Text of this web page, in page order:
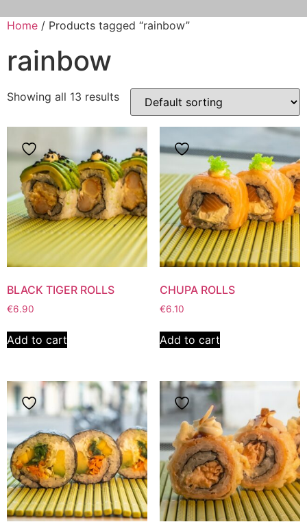
Home / Products tagged “rainbow”
rainbow
Showing all 13 results
BLACK TIGER ROLLS
€6.90
Add to cart
CHUPA ROLLS
€6.10
Add to cart